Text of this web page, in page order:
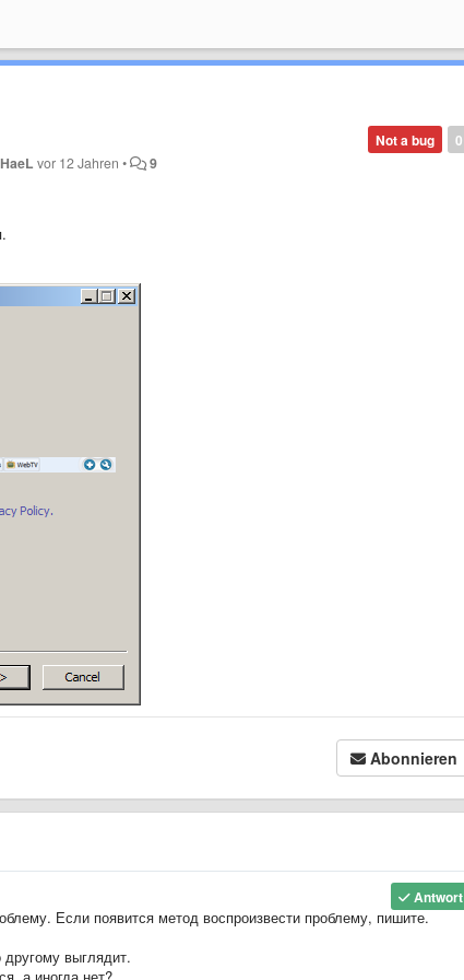
0
Not a bug
vor 12 Jahren • 9
Abonnieren
Antwort
Если появится метод воспроизвести проблему, пишите.
выглядит.
а иногда нет?